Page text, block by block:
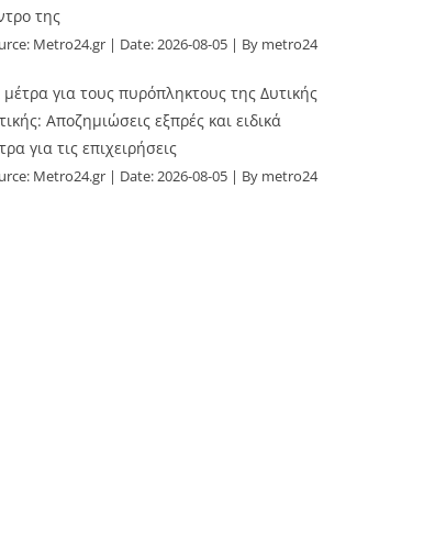
της
Metro24.gr Date: 2026-08-05 By metro24
για τους πυρόπληκτους της Δυτικής
Αποζημιώσεις εξπρές και ειδικά
για τις επιχειρήσεις
Metro24.gr Date: 2026-08-05 By metro24